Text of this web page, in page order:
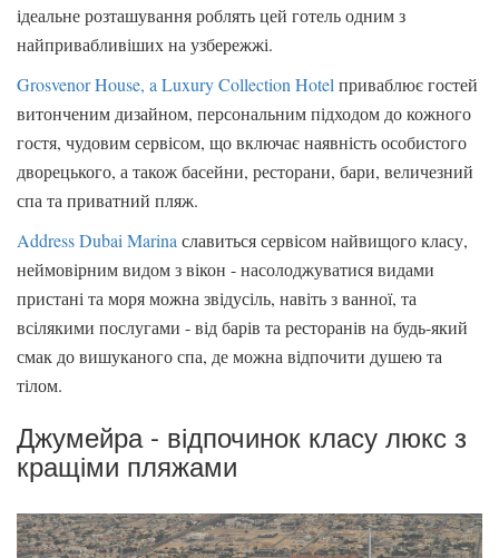
ідеальне розташування роблять цей готель одним з
найпривабливіших на узбережжі.
Grosvenor House, a Luxury Collection Hotel приваблює гостей
витонченим дизайном, персональним підходом до кожного
гостя, чудовим сервісом, що включає наявність особистого
дворецького, а також басейни, ресторани, бари, величезний
спа та приватний пляж.
Address Dubai Marina славиться сервісом найвищого класу,
неймовірним видом з вікон - насолоджуватися видами
пристані та моря можна звідусіль, навіть з ванної, та
всілякими послугами - від барів та ресторанів на будь-який
смак до вишуканого спа, де можна відпочити душею та
тілом.
Джумейра - відпочинок класу люкс з
кращіми пляжами